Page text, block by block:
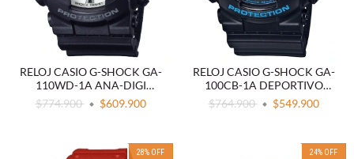
RELOJ CASIO G-SHOCK GA-
110WD-1A ANA-DIGI
RESISTENTE
$774.900 $609.900
RELOJ CASIO G-SHOCK GA-
100CB-1A DEPORTIVO
NEGRO
$764.900 $549.900
28% OFF 24% OFF